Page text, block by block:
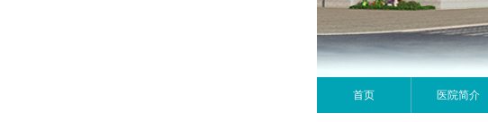
首页 医院简介